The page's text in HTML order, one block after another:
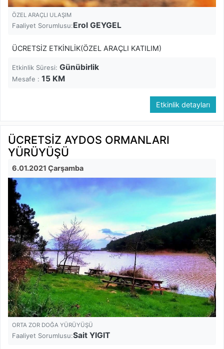
ÖZEL ARAÇLI ULAŞIM
Faaliyet Sorumlusu:Erol GEYGEL
ÜCRETSİZ ETKİNLİK(ÖZEL ARAÇLI KATILIM)
Etkinlik Süresi: Günübirlik
Mesafe : 15 KM
Etkinlik detayları
ÜCRETSİZ AYDOS ORMANLARI
YÜRÜYÜŞÜ
6.01.2021 Çarşamba
ORTA ZOR DOĞA YÜRÜYÜŞÜ
Faaliyet Sorumlusu:Sait YIGIT